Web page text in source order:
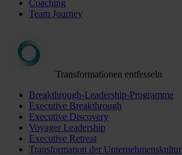
Coaching
Team Journey
Transformationen entfesseln
Breakthrough-Leadership-Programme
Executive Breakthrough
Executive Discovery
Voyager Leadership
Executive Retreat
Transformation der Unternehmenskultur